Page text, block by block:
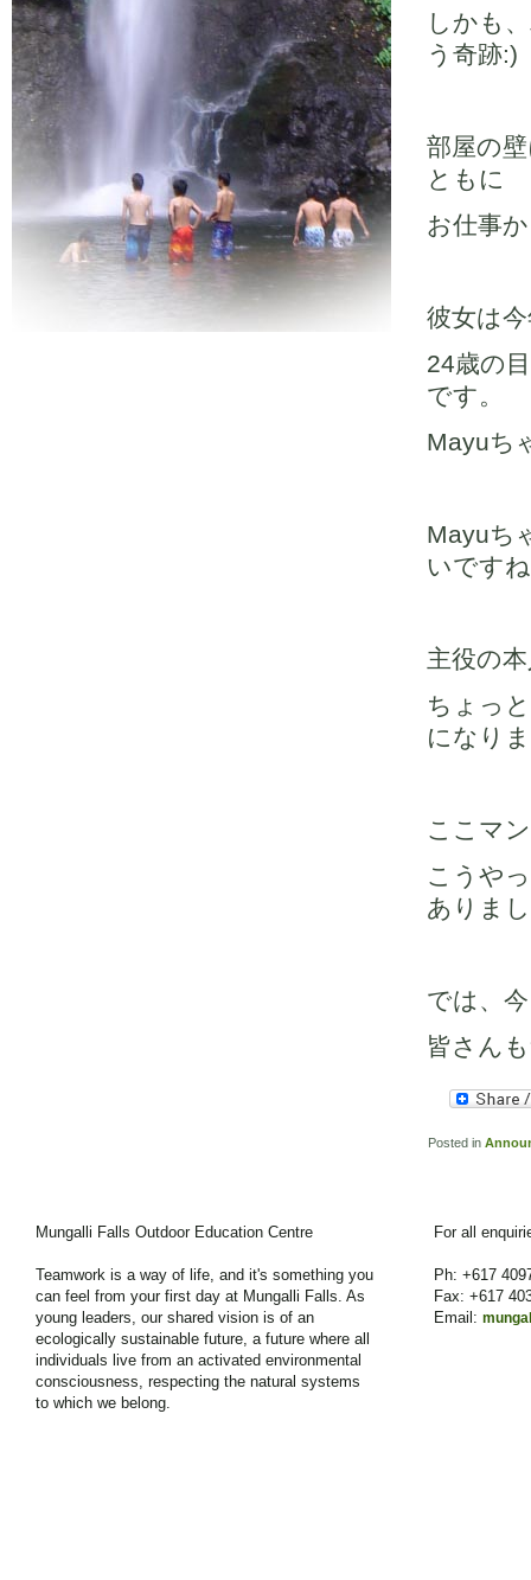
しかも
う奇跡:)
部屋の
ともに
お仕事
彼女は
24歳の
です。
Mayuち
Mayuち
いです
主役の
ちょっ
になり
ここマ
こうや
ありま
では、
皆さん
Posted in
Mungalli Falls Outdoor Education Centre
Teamwork is a way of life, and it's something you
can feel from your first day at Mungalli Falls. As
young leaders, our shared vision is of an
ecologically sustainable future, a future where all
individuals live from an activated environmental
consciousness, respecting the natural systems
to which we belong.
For all
Ph: +617
Fax: +617
Email: